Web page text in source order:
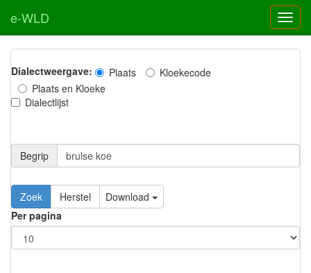
e-WLD
Dialectweergave: Plaats
Kloekecode
Plaats en Kloeke
Dialectlijst
Begrip
Zoek Herstel
Download
Per pagina